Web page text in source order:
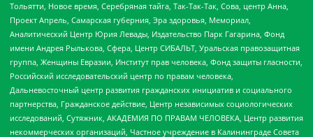
Тольятти, Новое время, Серебряная тайга, Так-Так-Так, Сова, центр Анна,
Проект Апрель, Самарская губерния, Эра здоровья, Мемориал,
Аналитический Центр Юрия Левады, Издательство Парк Гагарина, Фонд
имени Андрея Рылькова, Сфера, Центр СИБАЛЬТ, Уральская правозащитная
группа, Женщины Евразии, Институт прав человека, Фонд защиты гласности,
Российский исследовательский центр по правам человека,
Дальневосточный центр развития гражданских инициатив и социального
партнерства, Гражданское действие, Центр независимых социологических
исследований, Сутяжник, АКАДЕМИЯ ПО ПРАВАМ ЧЕЛОВЕКА, Центр развития
некоммерческих организаций, Частное учреждение в Калининграде Совета